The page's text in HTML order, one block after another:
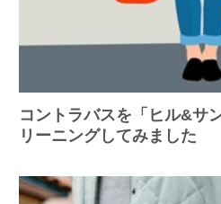
コントラバスを「ヒル&サ
リーニングしてみました